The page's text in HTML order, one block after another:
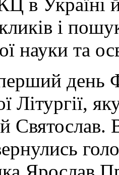
і
науки та
день
Літургії,
Святослав.